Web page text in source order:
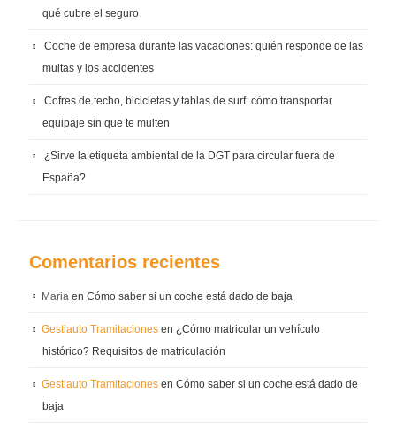
qué cubre el seguro
Coche de empresa durante las vacaciones: quién responde de las
multas y los accidentes
Cofres de techo, bicicletas y tablas de surf: cómo transportar
equipaje sin que te multen
¿Sirve la etiqueta ambiental de la DGT para circular fuera de
España?
Comentarios recientes
Maria en Cómo saber si un coche está dado de baja
Gestiauto Tramitaciones en ¿Cómo matricular un vehículo
histórico? Requisitos de matriculación
Gestiauto Tramitaciones en Cómo saber si un coche está dado de
baja